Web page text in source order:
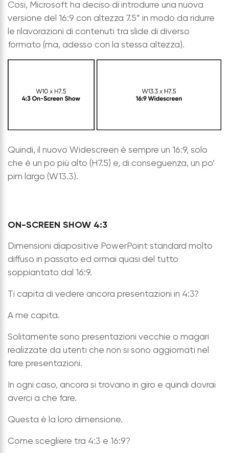
Cosi, Microsoft ha deciso di introdurre una nuova
versione del 16:9 con altezza 7.5” in modo da ridurre
le rilavorazioni di contenuti tra slide di diverso
formato (ma, adesso con la stessa altezza).
Quindi, il nuovo Widescreen è sempre un 16:9, solo
che è un po più alto (H7.5) e, di conseguenza, un po’
pim largo (W13.3).
ON-SCREEN SHOW 4:3
Dimensioni diapositive PowerPoint standard molto
diffuso in passato ed ormai quasi del tutto
soppiantato dal 16:9.
Ti capita di vedere ancora presentazioni in 4:3?
A me capita.
Solitamente sono presentazioni vecchie o magari
realizzate da utenti che non si sono aggiornati nel
fare presentazioni.
In ogni caso, ancora si trovano in giro e quindi dovrai
averci a che fare.
Questa è la loro dimensione.
Come scegliere tra 4:3 e 16:9?